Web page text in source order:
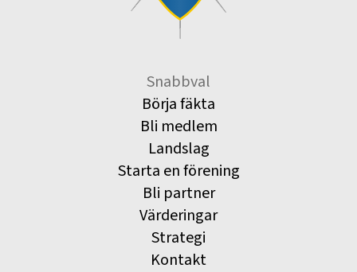
Snabbval
Börja fäkta
Bli medlem
Landslag
Starta en förening
Bli partner
Värderingar
Strategi
Kontakt